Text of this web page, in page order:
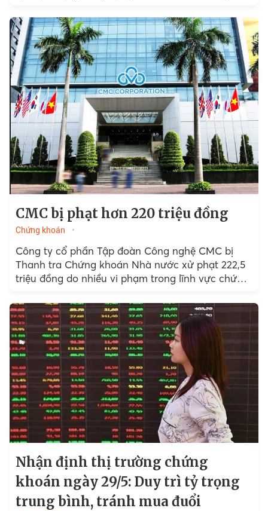
CMC bị phạt hơn 220 triệu đồng
Chứng khoán
Công ty cổ phần Tập đoàn Công nghệ CMC bị
Thanh tra Chứng khoán Nhà nước xử phạt 222,5
triệu đồng do nhiều vi phạm trong lĩnh vực chứng
phiếu của người lao động nhưng không báo cáo
theo quy định.
Nhận định thị trường chứng
khoán ngày 29/5: Duy trì tỷ trọng
trung bình, tránh mua đuổi